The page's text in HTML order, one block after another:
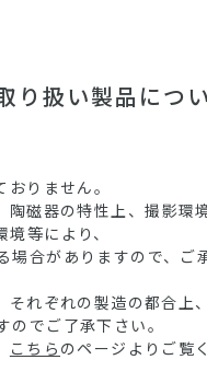
り扱い製品につ
りません。
陶磁器の特性上、撮影環
等により、
場合がありますので、ご
それぞれの製造の都合上
でご了承下さい。
こちら のページよりご覧